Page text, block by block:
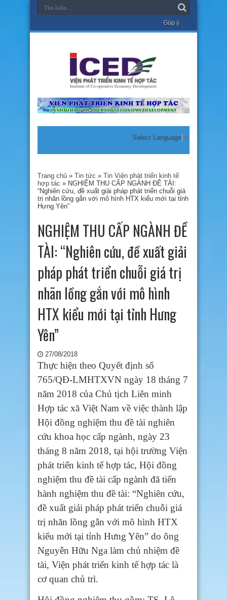
Góp ý
Select Language ▼
Trang chủ » Tin tức » Tin Viện phát triển kinh tế
hợp tác » NGHIỆM THU CẤP NGÀNH ĐỀ TÀI:
“Nghiên cứu, đề xuất giải pháp phát triển chuỗi giá
trị nhãn lồng gắn với mô hình HTX kiểu mới tại tỉnh
Hưng Yên”
NGHIỆM THU CẤP NGÀNH ĐỀ
TÀI: “Nghiên cứu, đề xuất giải
pháp phát triển chuỗi giá trị
nhãn lồng gắn với mô hình
HTX kiểu mới tại tỉnh Hưng
Yên”
27/08/2018
Thực hiện theo Quyết định số
765/QĐ-LMHTXVN ngày 18 tháng 7
năm 2018 của Chủ tịch Liên minh
Hợp tác xã Việt Nam về việc thành lập
Hội đồng nghiệm thu đề tài nghiên
cứu khoa học cấp ngành, ngày 23
tháng 8 năm 2018, tại hội trường Viện
phát triển kinh tế hợp tác, Hội đồng
nghiệm thu đề tài cấp ngành đã tiến
hành nghiệm thu đề tài: “Nghiên cứu,
đề xuất giải pháp phát triển chuỗi giá
trị nhãn lồng gắn với mô hình HTX
kiểu mới tại tỉnh Hưng Yên” do ông
Nguyễn Hữu Nga làm chủ nhiệm đề
tài, Viện phát triển kinh tế hợp tác là
cơ quan chủ trì.